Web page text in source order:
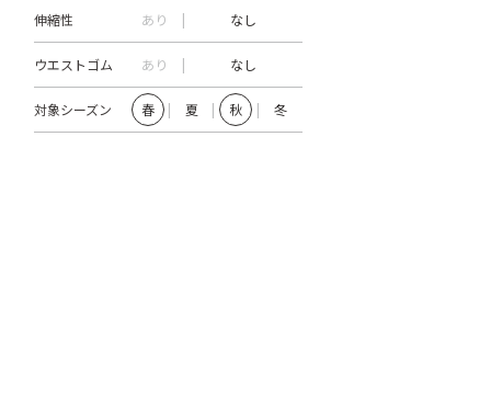
伸縮性 あり なし
ウエストゴム あり なし
対象シーズン 春 夏 秋 冬